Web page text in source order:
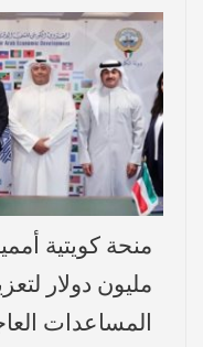
مليون دولار
المساعدات